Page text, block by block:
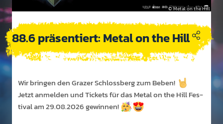
Metal on the Hill
88.6 präsentiert: Metal on the Hill
Wir bringen den Grazer Schloss­berg zum Beben!
Jetzt an­melden und Tickets für das Metal on the Hill Fes­
tival am 29.08.2026 gewin­nen!